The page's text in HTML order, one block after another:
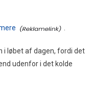
.
i løbet af dagen, fordi det
udenfor i det kolde